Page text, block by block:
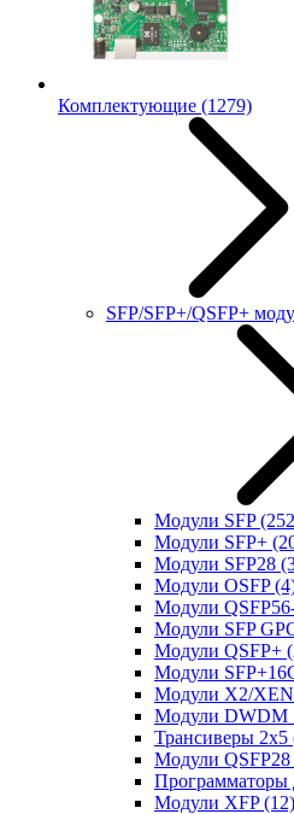
Комплектующие (1279)
SFP/SFP+/QSFP+
Модули SFP
Модули SFP+
Модули SFP28
Модули OSFP
Модули
Модули SFP
Модули QSFP+
Модули
Модули X2/
Модули DWDM
Трансиверы 2x5
Модули QSFP28
Программаторы
Модули XFP(12)